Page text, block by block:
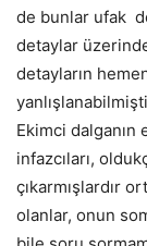
de bunlar ufak
detaylar
detayların
Ekimci
infazcıları,
çıkarmışlardır
olanlar, onun